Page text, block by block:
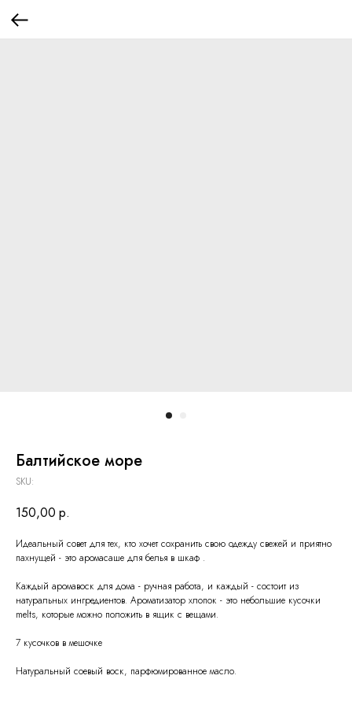
Балтийское море
SKU:
150,00 р.
Идеальный совет для тех, кто хочет сохранить свою одежду свежей и приятно
пахнущей - это аромасаше для белья в шкаф .
Каждый аромавоск для дома - ручная работа, и каждый - состоит из
натуральных ингредиентов. Ароматизатор хлопок - это небольшие кусочки
melts, которые можно положить в ящик с вещами.
7 кусочков в мешочке
Натуральный соевый воск, парфюмированное масло.